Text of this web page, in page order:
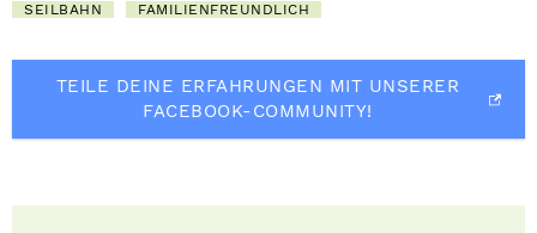
SEILBAHN FAMILIENFREUNDLICH
TEILE DEINE ERFAHRUNGEN MIT UNSERER
FACEBOOK-COMMUNITY!